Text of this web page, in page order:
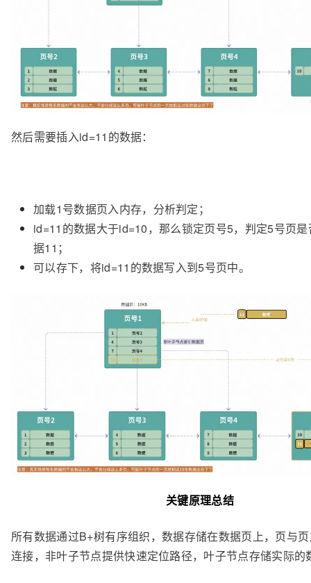
然后需要插入id=11的数据：
加载1号数据页入内存，分析判定；
id=11的数据大于id=10，那么锁定页号5，判定5号页
据11；
可以存下，将id=11的数据写入到5号页中。
关键原理总结
所有数据通过B+树有序组织，数据存储在数据页上，页与
连接，非叶子节点提供快速定位路径，叶子节点存储实际